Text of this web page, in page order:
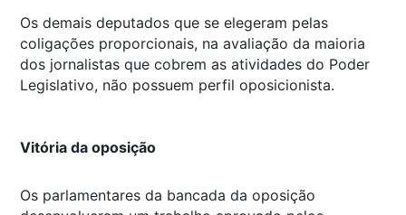
Os demais deputados que se elegeram pelas
coligações proporcionais, na avaliação da maioria
dos jornalistas que cobrem as atividades do Poder
Legislativo, não possuem perfil oposicionista.
Vitória da oposição
Os parlamentares da bancada da oposição